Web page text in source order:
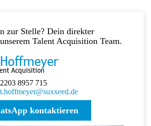
zur Stelle? Dein direkter
Talent Acquisition Team.
Acquisition
8957 715
kontaktieren